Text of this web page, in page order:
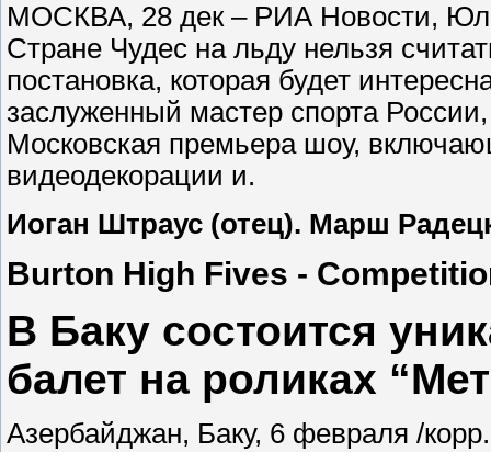
МОСКВА, 28 дек – РИА Новости,
Стране Чудес на льду нельзя
постановка, которая будет
заслуженный мастер спорта
Московская премьера шоу,
видеодекорации и.
Иоган Штраус (отец). Марш
Burton High Fives -
В Баку состоится
балет на роликах
Азербайджан, Баку, 6 февраля /